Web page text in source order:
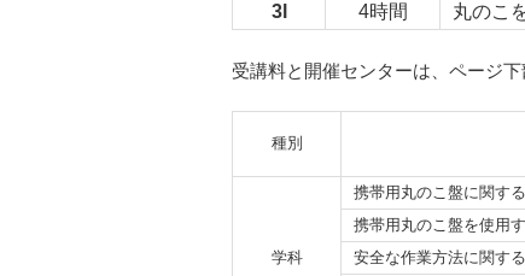
3l
4時間 丸のこ
受講料と開催センターは、ページ
種別
学科
携帯用丸のこ盤に関す
携帯用丸のこ盤を使用
安全な作業方法に関す